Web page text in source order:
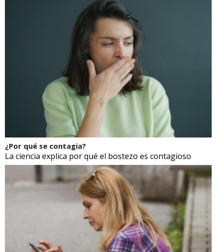
¿Por qué se contagia?
La ciencia explica por qué el bostezo es contagioso